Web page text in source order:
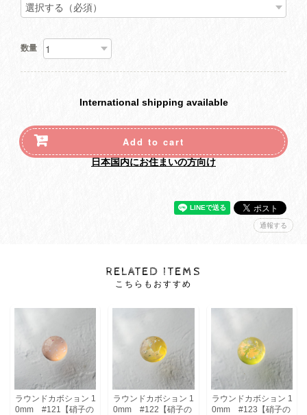
数量
International shipping available
Add to cart
日本国内にお住まいの方向け
通報する
RELATED ITEMS
こちらもおすすめ
ラウンドカボション 1
0mm #121【硝子の
ラウンドカボション 1
0mm #122【硝子の
ラウンドカボション 1
0mm #123【硝子の